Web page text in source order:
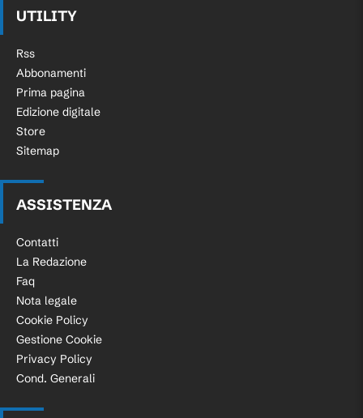
UTILITY
Rss
Abbonamenti
Prima pagina
Edizione digitale
Store
Sitemap
ASSISTENZA
Contatti
La Redazione
Faq
Nota legale
Cookie Policy
Gestione Cookie
Privacy Policy
Cond. Generali